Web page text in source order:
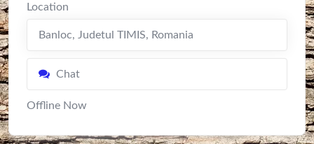
Location
Banloc, Judetul TIMIS, Romania
Chat
Offline Now